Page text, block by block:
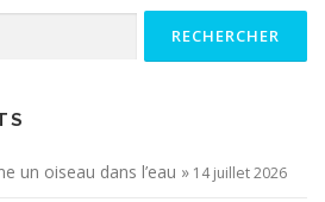
un oiseau dans l’eau » 14 juillet 2026